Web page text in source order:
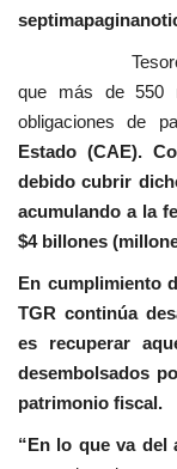
Tesorería
que más de 550
obligaciones de
Estado (CAE).
debido cubrir
acumulando a la
$4 billones
En cumplimiento
TGR continúa
es recuperar
desembolsados
patrimonio fiscal.
“En lo que va del